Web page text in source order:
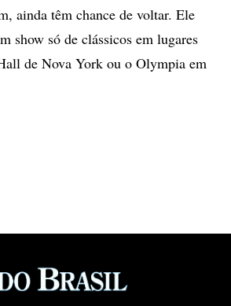
ainda têm chance de voltar. Ele
show só de clássicos em lugares
de Nova York ou o Olympia em